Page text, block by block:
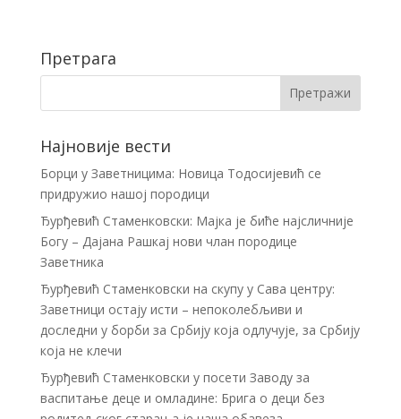
Претрага
Најновије вести
Борци у Заветницима: Новица Тодосијевић се
придружио нашој породици
Ђурђевић Стаменковски: Мајка је биће најсличније
Богу – Дајана Рашкај нови члан породице
Заветника
Ђурђевић Стаменковски на скупу у Сава центру:
Заветници остају исти – непоколебљиви и
доследни у борби за Србију која одлучује, за Србију
која не клечи
Ђурђевић Стаменковски у посети Заводу за
васпитање деце и омладине: Брига о деци без